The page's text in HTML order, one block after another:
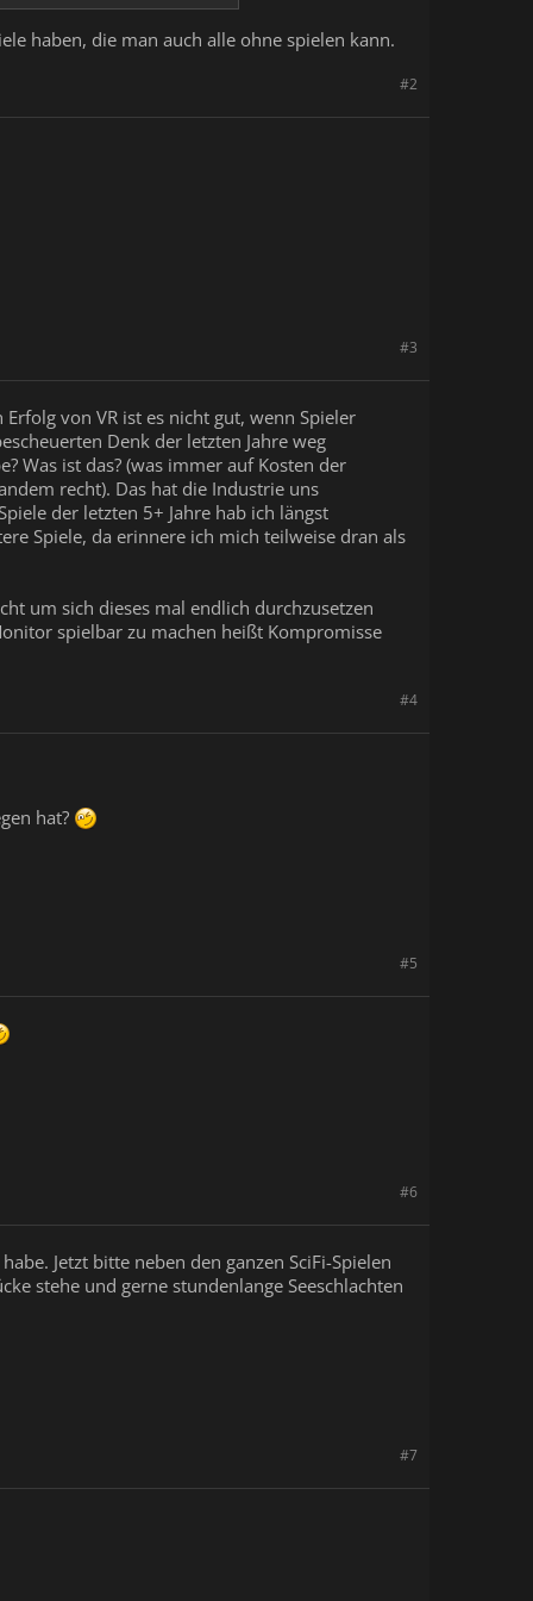
haben, die man auch alle ohne spielen kann.
#2
#3
von VR ist es nicht gut, wenn Spieler
Denk der letzten Jahre weg
Was ist das? (was immer auf Kosten der
recht). Das hat die Industrie uns
der letzten 5+ Jahre hab ich längst
Spiele, da erinnere ich mich teilweise dran als
um sich dieses mal endlich durchzusetzen
spielbar zu machen heißt Kompromisse
#4
hat?
#5
#6
Jetzt bitte neben den ganzen SciFi-Spielen
stehe und gerne stundenlange Seeschlachten
#7